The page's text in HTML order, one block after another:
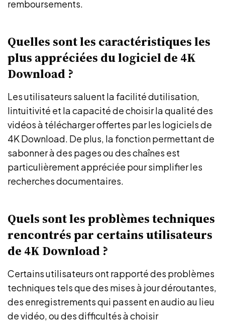
remboursements.
Quelles sont les caractéristiques les
plus appréciées du logiciel de 4K
Download ?
Les utilisateurs saluent la facilité dutilisation,
lintuitivité et la capacité de choisir la qualité des
vidéos à télécharger offertes par les logiciels de
4K Download. De plus, la fonction permettant de
sabonner à des pages ou des chaînes est
particulièrement appréciée pour simplifier les
recherches documentaires.
Quels sont les problèmes techniques
rencontrés par certains utilisateurs
de 4K Download ?
Certains utilisateurs ont rapporté des problèmes
techniques tels que des mises à jour déroutantes,
des enregistrements qui passent en audio au lieu
de vidéo, ou des difficultés à choisir